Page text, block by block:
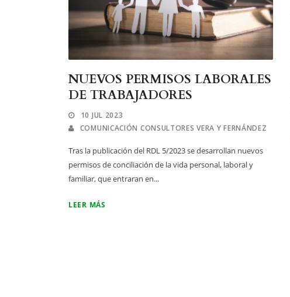
NUEVOS PERMISOS LABORALES
DE TRABAJADORES
10 JUL 2023
COMUNICACIÓN CONSULTORES VERA Y FERNÁNDEZ
Tras la publicación del RDL 5/2023 se desarrollan nuevos
permisos de conciliación de la vida personal, laboral y
familiar, que entraran en...
LEER MÁS